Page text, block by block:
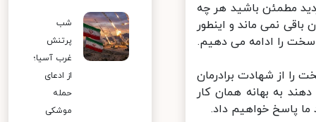
مطمئن باشید هر چه
نمی ماند و اینطور
را ادامه می دهیم.
از شهادت برادرمان
به بهانه همان کار
پاسخ خواهیم داد.
شب
پرتنش
غرب آسیا؛
از ادعای
حمله
موشکی